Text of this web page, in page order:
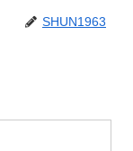
SHUN1963